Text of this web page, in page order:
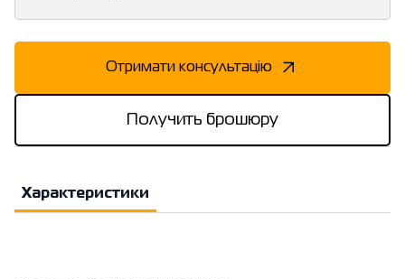
Отримати консультацію
Получить брошюру
Характеристики